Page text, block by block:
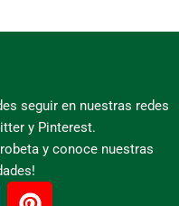
seguir en nuestras redes
y Pinterest.
y conoce nuestras
P